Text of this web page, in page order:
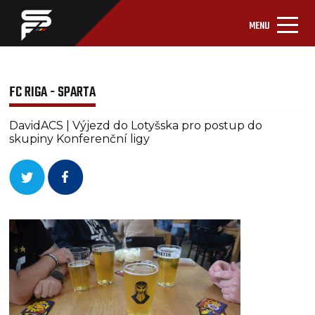
MENU
FC RIGA - SPARTA
DavidACS | Výjezd do Lotyšska pro postup do
skupiny Konferenční ligy